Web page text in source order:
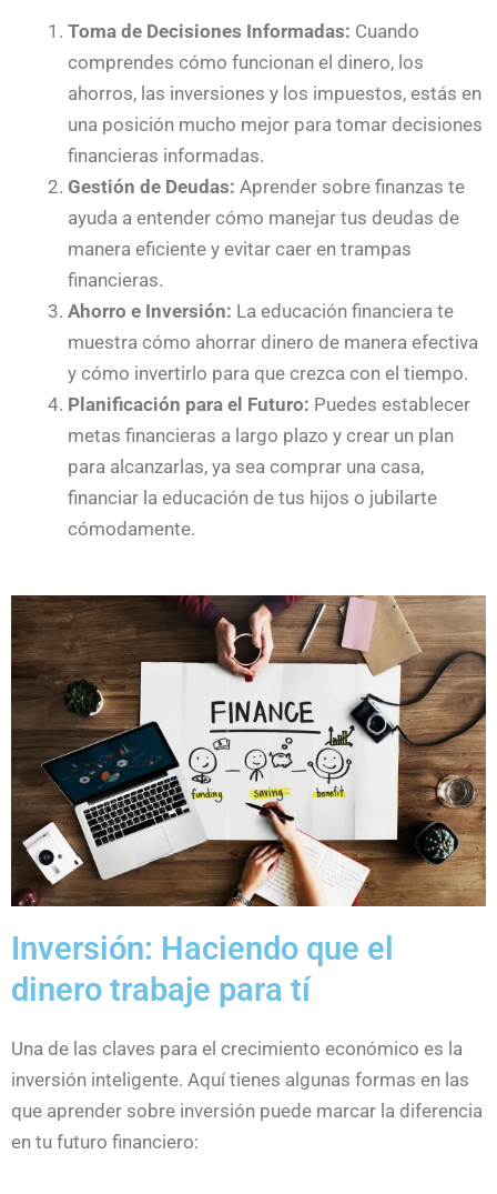
Toma de Decisiones Informadas: Cuando
comprendes cómo funcionan el dinero, los
ahorros, las inversiones y los impuestos, estás en
una posición mucho mejor para tomar decisiones
financieras informadas.
Gestión de Deudas: Aprender sobre finanzas te
ayuda a entender cómo manejar tus deudas de
manera eficiente y evitar caer en trampas
financieras.
Ahorro e Inversión: La educación financiera te
muestra cómo ahorrar dinero de manera efectiva
y cómo invertirlo para que crezca con el tiempo.
Planificación para el Futuro: Puedes establecer
metas financieras a largo plazo y crear un plan
para alcanzarlas, ya sea comprar una casa,
financiar la educación de tus hijos o jubilarte
cómodamente.
Inversión: Haciendo que el
dinero trabaje para tí
Una de las claves para el crecimiento económico es la
inversión inteligente. Aquí tienes algunas formas en las
que aprender sobre inversión puede marcar la diferencia
en tu futuro financiero: